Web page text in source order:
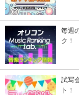
毎週
ク！
試写
ト！